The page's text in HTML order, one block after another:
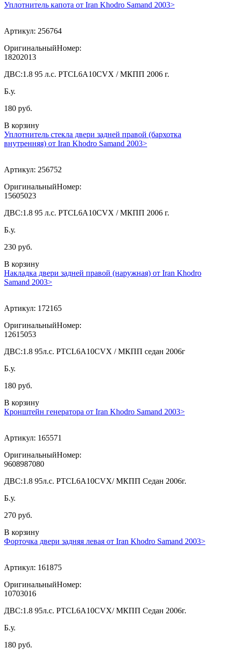
Уплотнитель капота от Iran Khodro Samand 2003>
Артикул: 256764
ОригинальныйНомер:
18202013
ДВС:1.8 95 л.с. PTCL6A10CVX / МКПП 2006 г.
Б.у.
180 руб.
В корзину
Уплотнитель стекла двери задней правой (бархотка
внутренняя) от Iran Khodro Samand 2003>
Артикул: 256752
ОригинальныйНомер:
15605023
ДВС:1.8 95 л.с. PTCL6A10CVX / МКПП 2006 г.
Б.у.
230 руб.
В корзину
Накладка двери задней правой (наружная) от Iran Khodro
Samand 2003>
Артикул: 172165
ОригинальныйНомер:
12615053
ДВС:1.8 95л.с. PTCL6A10CVX / МКПП седан 2006г
Б.у.
180 руб.
В корзину
Кронштейн генератора от Iran Khodro Samand 2003>
Артикул: 165571
ОригинальныйНомер:
9608987080
ДВС:1.8 95л.с. PTCL6A10CVX/ МКПП Седан 2006г.
Б.у.
270 руб.
В корзину
Форточка двери задняя левая от Iran Khodro Samand 2003>
Артикул: 161875
ОригинальныйНомер:
10703016
ДВС:1.8 95л.с. PTCL6A10CVX/ МКПП Седан 2006г.
Б.у.
180 руб.